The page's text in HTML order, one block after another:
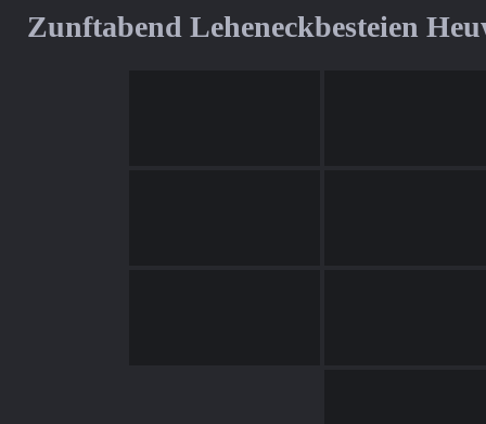
Zunftabend Leheneckbesteien